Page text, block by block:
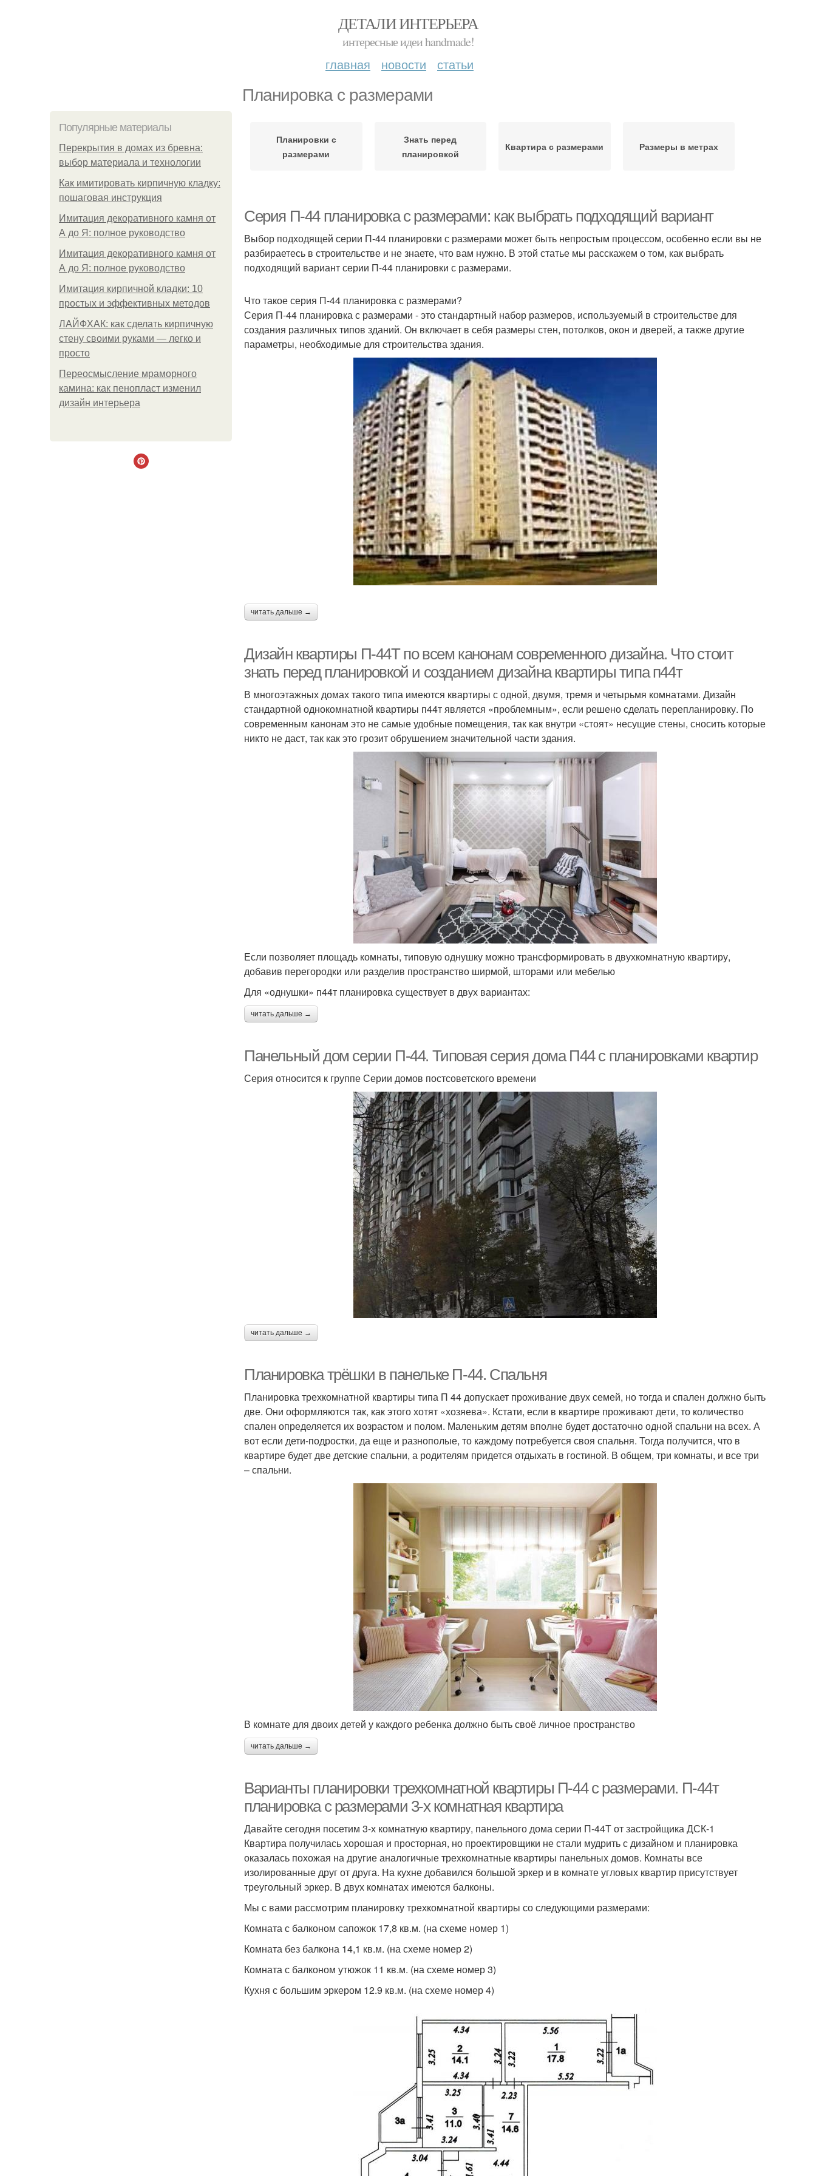
ДЕТАЛИ ИНТЕРЬЕРА
интересные идеи handmade!
главная новости статьи
Планировка с размерами
Популярные материалы
Перекрытия в домах из бревна:
выбор материала и технологии
Как имитировать кирпичную кладку:
пошаговая инструкция
Имитация декоративного камня от
А до Я: полное руководство
Имитация декоративного камня от
А до Я: полное руководство
Имитация кирпичной кладки: 10
простых и эффективных методов
ЛАЙФХАК: как сделать кирпичную
стену своими руками — легко и
просто
Переосмысление мраморного
камина: как пенопласт изменил
дизайн интерьера
Планировки с
размерами
Знать перед
планировкой
Квартира с размерами Размеры в метрах
Серия П-44 планировка с размерами: как выбрать подходящий вариант
Выбор подходящей серии П-44 планировки с размерами может быть непростым процессом, особенно если вы не
разбираетесь в строительстве и не знаете, что вам нужно. В этой статье мы расскажем о том, как выбрать
подходящий вариант серии П-44 планировки с размерами.
Что такое серия П-44 планировка с размерами?
Серия П-44 планировка с размерами - это стандартный набор размеров, используемый в строительстве для
создания различных типов зданий. Он включает в себя размеры стен, потолков, окон и дверей, а также другие
параметры, необходимые для строительства здания.
читать дальше →
Дизайн квартиры П-44Т по всем канонам современного дизайна. Что стоит
знать перед планировкой и созданием дизайна квартиры типа п44т
В многоэтажных домах такого типа имеются квартиры с одной, двумя, тремя и четырьмя комнатами. Дизайн
стандартной однокомнатной квартиры п44т является «проблемным», если решено сделать перепланировку. По
современным канонам это не самые удобные помещения, так как внутри «стоят» несущие стены, сносить которые
никто не даст, так как это грозит обрушением значительной части здания.
Если позволяет площадь комнаты, типовую однушку можно трансформировать в двухкомнатную квартиру,
добавив перегородки или разделив пространство ширмой, шторами или мебелью
Для «однушки» п44т планировка существует в двух вариантах:
читать дальше →
Панельный дом серии П-44. Типовая серия дома П44 с планировками квартир
Серия отноcится к группе Серии домов постсоветского времени
читать дальше →
Планировка трёшки в панельке П-44. Спальня
Планировка трехкомнатной квартиры типа П 44 допускает проживание двух семей, но тогда и спален должно быть
две. Они оформляются так, как этого хотят «хозяева». Кстати, если в квартире проживают дети, то количество
спален определяется их возрастом и полом. Маленьким детям вполне будет достаточно одной спальни на всех. А
вот если дети-подростки, да еще и разнополые, то каждому потребуется своя спальня. Тогда получится, что в
квартире будет две детские спальни, а родителям придется отдыхать в гостиной. В общем, три комнаты, и все три
– спальни.
В комнате для двоих детей у каждого ребенка должно быть своё личное пространство
читать дальше →
Варианты планировки трехкомнатной квартиры П-44 с размерами. П-44т
планировка с размерами 3-х комнатная квартира
Давайте сегодня посетим 3-х комнатную квартиру, панельного дома серии П-44Т от застройщика ДСК-1
Квартира получилась хорошая и просторная, но проектировщики не стали мудрить с дизайном и планировка
оказалась похожая на другие аналогичные трехкомнатные квартиры панельных домов. Комнаты все
изолированные друг от друга. На кухне добавился большой эркер и в комнате угловых квартир присутствует
треугольный эркер. В двух комнатах имеются балконы.
Мы с вами рассмотрим планировку трехкомнатной квартиры со следующими размерами:
Комната с балконом сапожок 17,8 кв.м. (на схеме номер 1)
Комната без балкона 14,1 кв.м. (на схеме номер 2)
Комната с балконом утюжок 11 кв.м. (на схеме номер 3)
Кухня с большим эркером 12.9 кв.м. (на схеме номер 4)